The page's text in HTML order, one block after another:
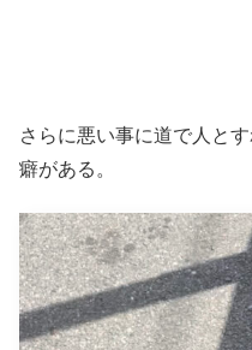
さらに悪い事に道で人と
癖がある。